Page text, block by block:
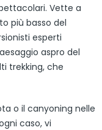
Vette a
più basso del
esperti
aspro del
trekking, che
o il canyoning nelle
caso, vi